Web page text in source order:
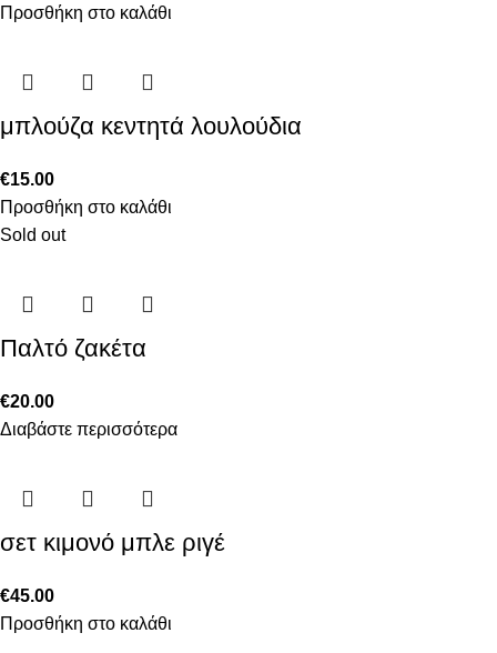
Προσθήκη στο καλάθι
μπλούζα κεντητά λουλούδια
€15.00
Προσθήκη στο καλάθι
Sold out
Παλτό ζακέτα
€20.00
Διαβάστε περισσότερα
σετ κιμονό μπλε ριγέ
€45.00
Προσθήκη στο καλάθι